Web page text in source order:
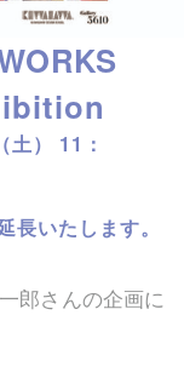
） 11：
いたします。
郎さんの企画に